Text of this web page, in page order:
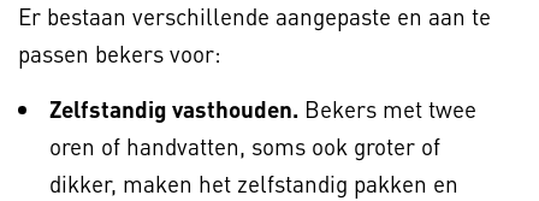
Er bestaan verschillende aangepaste en aan te
passen bekers voor:
Zelfstandig vasthouden. Bekers met twee
oren of handvatten, soms ook groter of
dikker, maken het zelfstandig pakken en